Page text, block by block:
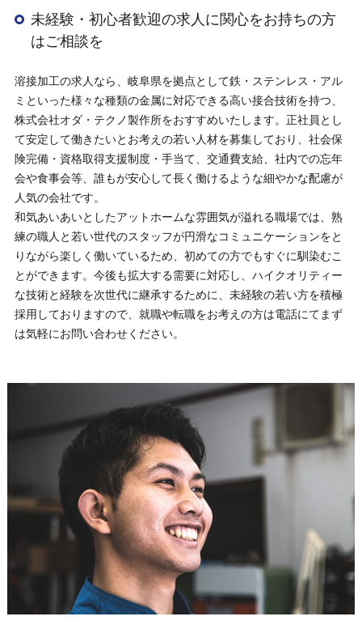
未経験・初心者歓迎の求人に関心をお持ちの方
はご相談を
溶接加工の求人なら、岐阜県を拠点として鉄・ステンレス・アル
ミといった様々な種類の金属に対応できる高い接合技術を持つ、
株式会社オダ・テクノ製作所をおすすめいたします。正社員とし
て安定して働きたいとお考えの若い人材を募集しており、社会保
険完備・資格取得支援制度・手当て、交通費支給、社内での忘年
会や食事会等、誰もが安心して長く働けるような細やかな配慮が
人気の会社です。
和気あいあいとしたアットホームな雰囲気が溢れる職場では、熟
練の職人と若い世代のスタッフが円滑なコミュニケーションをと
りながら楽しく働いているため、初めての方でもすぐに馴染むこ
とができます。今後も拡大する需要に対応し、ハイクオリティー
な技術と経験を次世代に継承するために、未経験の若い方を積極
採用しておりますので、就職や転職をお考えの方は電話にてまず
は気軽にお問い合わせください。